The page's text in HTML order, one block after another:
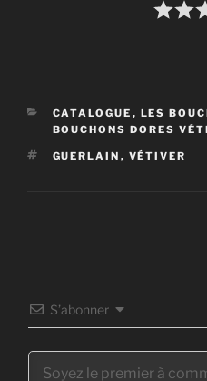
CATÉGORIES
CATALOGUE , LES
BOUCHONS DORES
ÉTIQUETTES
GUERLAIN , VÉTIVER
S’abonner